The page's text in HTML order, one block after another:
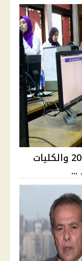
موعد تنسيق المرحلة الثانية 2026 والكليات